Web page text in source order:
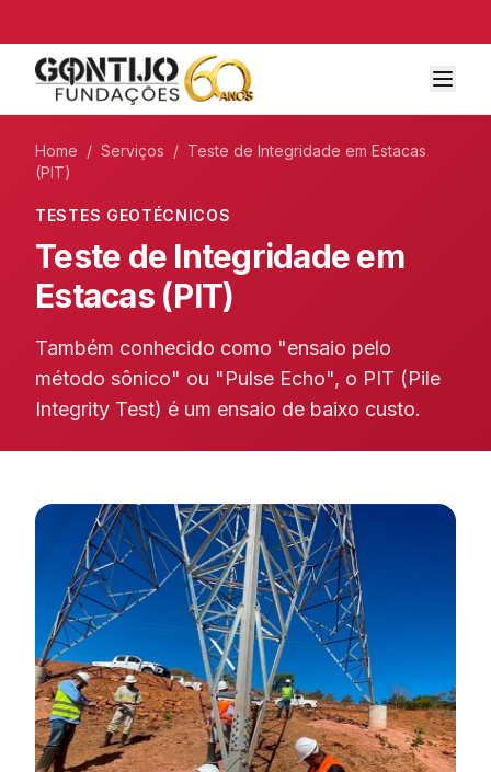
Home / Serviços / Teste de Integridade em Estacas
(PIT)
TESTES GEOTÉCNICOS
Teste de Integridade em
Estacas (PIT)
Também conhecido como "ensaio pelo
método sônico" ou "Pulse Echo", o PIT (Pile
Integrity Test) é um ensaio de baixo custo.